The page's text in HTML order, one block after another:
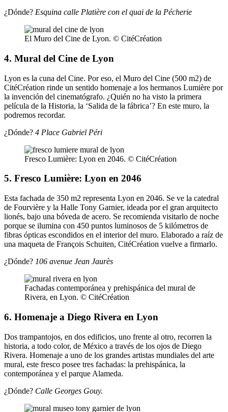
¿Dónde? Esquina calle Platière con el quai de la Pécherie
El Muro del Cine de Lyon. © CitéCréation
4. Mural del Cine de Lyon
Lyon es la cuna del Cine. Por eso, el Muro del Cine (500 m2) de
CitéCréation rinde un sentido homenaje a los hermanos Lumière por
la invención del cinematógrafo. ¿Quién no ha visto la primera
película de la Historia, la ‘Salida de la fábrica’? En este muro, la
podremos recordar.
¿Dónde? 4 Place Gabriel Péri
Fresco Lumière: Lyon en 2046. © CitéCréation
5. Fresco Lumière: Lyon en 2046
Esta fachada de 350 m2 representa Lyon en 2046. Se ve la catedral
de Fourvière y la Halle Tony Garnier, ideada por el gran arquitecto
lionés, bajo una bóveda de acero. Se recomienda visitarlo de noche
porque se ilumina con 450 puntos luminosos de 5 kilómetros de
fibras ópticas escondidos en el interior del muro. Elaborado a raíz de
una maqueta de François Schuiten, CitéCréation vuelve a firmarlo.
¿Dónde? 106 avenue Jean Jaurès
Fachadas contemporánea y prehispánica del mural de
Rivera, en Lyon. © CitéCréation
6. Homenaje a Diego Rivera en Lyon
Dos trampantojos, en dos edificios, uno frente al otro, recorren la
historia, a todo color, de México a través de los ojos de Diego
Rivera. Homenaje a uno de los grandes artistas mundiales del arte
mural, este fresco posee tres fachadas: la prehispánica, la
contemporánea y el parque Alameda.
¿Dónde? Calle Georges Gouy.